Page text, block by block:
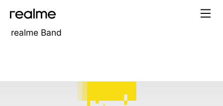
realme Band